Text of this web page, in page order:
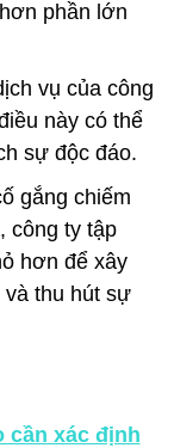
phần lớn
vụ của công
này có thể
sự độc đáo.
gắng chiếm
công ty tập
hơn để xây
và thu hút sự
cần xác định